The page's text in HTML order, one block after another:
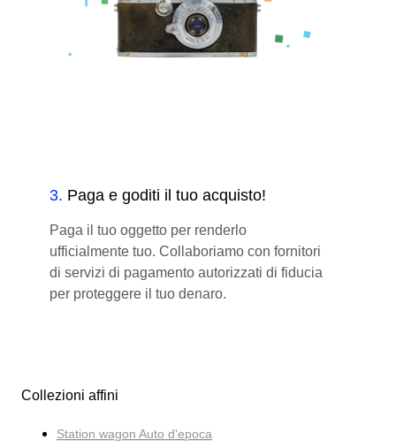
3. Paga e goditi il tuo acquisto!
Paga il tuo oggetto per renderlo
ufficialmente tuo. Collaboriamo con fornitori
di servizi di pagamento autorizzati di fiducia
per proteggere il tuo denaro.
Collezioni affini
Station wagon Auto d'epoca